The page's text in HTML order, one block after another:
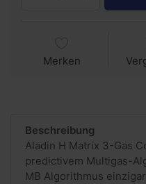
Merken
Beschreibung
Aladin H Matrix 3-Gas
predictivem Multigas-
MB Algorithmus